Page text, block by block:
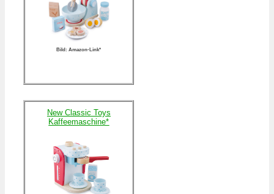
Bild: Amazon-Link*
New Classic Toys
Kaffeemaschine*